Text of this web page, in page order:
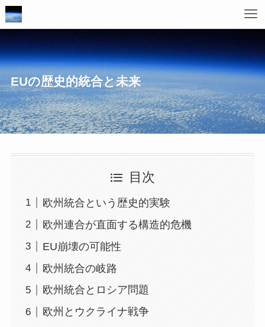
EUの歴史的統合と未来
目次
欧州統合という歴史的実験
欧州連合が直面する構造的危機
EU崩壊の可能性
欧州統合の岐路
欧州統合とロシア問題
欧州とウクライナ戦争